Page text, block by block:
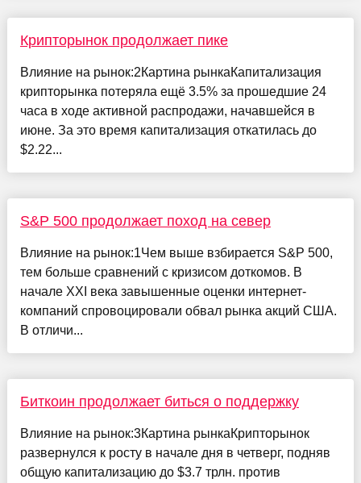
Крипторынок продолжает пике
Влияние на рынок:2Картина рынкаКапитализация
крипторынка потеряла ещё 3.5% за прошедшие 24
часа в ходе активной распродажи, начавшейся в
июне. За это время капитализация откатилась до
$2.22...
S&P 500 продолжает поход на север
Влияние на рынок:1Чем выше взбирается S&P 500,
тем больше сравнений с кризисом доткомов. В
начале XXI века завышенные оценки интернет-
компаний спровоцировали обвал рынка акций США.
В отличи...
Биткоин продолжает биться о поддержку
Влияние на рынок:3Картина рынкаКрипторынок
развернулся к росту в начале дня в четверг, подняв
общую капитализацию до $3.7 трлн. против